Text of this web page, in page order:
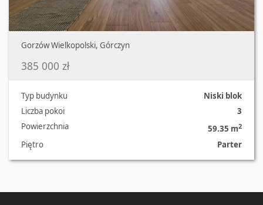
Gorzów Wielkopolski, Górczyn
385 000 zł
Typ budynku
Niski blok
Liczba pokoi
3
Powierzchnia
59.35 m2
Piętro Parter